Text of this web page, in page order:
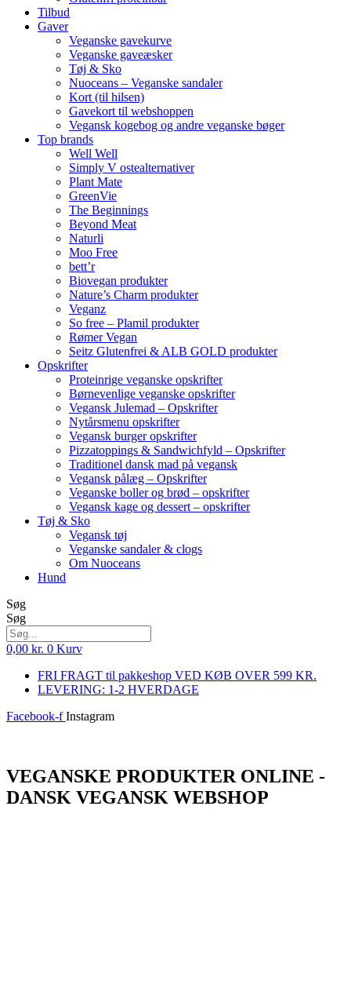
Tilbud
Gaver
Veganske gavekurve
Veganske gaveæsker
Tøj & Sko
Nuoceans – Veganske sandaler
Kort (til hilsen)
Gavekort til webshoppen
Vegansk kogebog og andre veganske bøger
Top brands
Well Well
Simply V ostealternativer
Plant Mate
GreenVie
The Beginnings
Beyond Meat
Naturli
Moo Free
bett’r
Biovegan produkter
Nature’s Charm produkter
Veganz
So free – Plamil produkter
Rømer Vegan
Seitz Glutenfrei & ALB GOLD produkter
Opskrifter
Proteinrige veganske opskrifter
Børnevenlige veganske opskrifter
Vegansk Julemad – Opskrifter
Nytårsmenu opskrifter
Vegansk burger opskrifter
Pizzatoppings & Sandwichfyld – Opskrifter
Traditionel dansk mad på vegansk
Vegansk pålæg – Opskrifter
Veganske boller og brød – opskrifter
Vegansk kage og dessert – opskrifter
Tøj & Sko
Vegansk tøj
Veganske sandaler & clogs
Om Nuoceans
Hund
Søg
Søg
0,00 kr. 0 Kurv
FRI FRAGT til pakkeshop VED KØB OVER 599 KR.
LEVERING: 1-2 HVERDAGE
Facebook-f Instagram
VEGANSKE PRODUKTER ONLINE -
DANSK VEGANSK WEBSHOP